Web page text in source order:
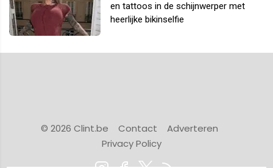
en tattoos in de schijnwerper met
heerlijke bikinselfie
© 2026 Clint.be Contact
Adverteren
Privacy Policy